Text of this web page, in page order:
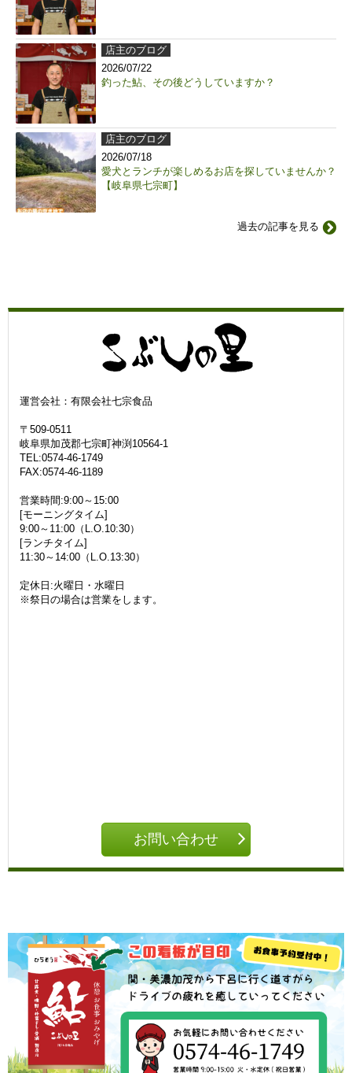
店主のブログ
2026/07/22
釣った鮎、その後どうしていますか？
店主のブログ
2026/07/18
愛犬とランチが楽しめるお店を探していませんか？
【岐阜県七宗町】
過去の記事を見る
運営会社：有限会社七宗食品
〒509-0511
岐阜県加茂郡七宗町神渕10564-1
TEL:0574-46-1749
FAX:0574-46-1189
営業時間:9:00～15:00
[モーニングタイム]
9:00～11:00（L.O.10:30）
[ランチタイム]
11:30～14:00（L.O.13:30）
定休日:火曜日・水曜日
※祭日の場合は営業をします。
お問い合わせ